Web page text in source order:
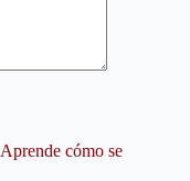
Aprende cómo se